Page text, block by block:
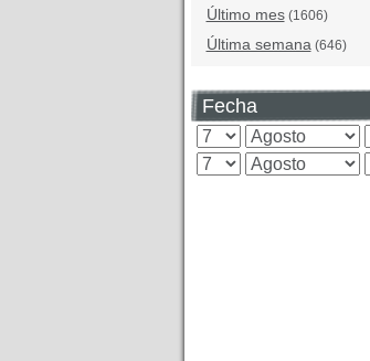
Último mes(1606)
Última semana(646)
Fecha